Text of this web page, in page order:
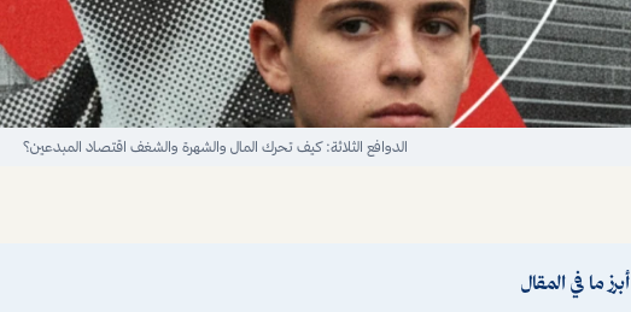
الدوافع الثلاثة: كيف تحرك المال والشهرة والشغف اقتصاد المبدعين؟
أبرز ما في المقال